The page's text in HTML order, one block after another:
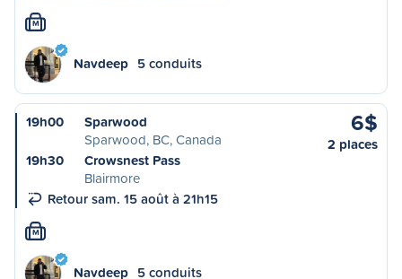
M
Navdeep 5 conduits
19h00
Sparwood
Sparwood, BC, Canada
19h30
Crowsnest Pass
Blairmore
Retour sam. 15 août à 21h15
6$
2 places
M
Navdeep 5 conduits